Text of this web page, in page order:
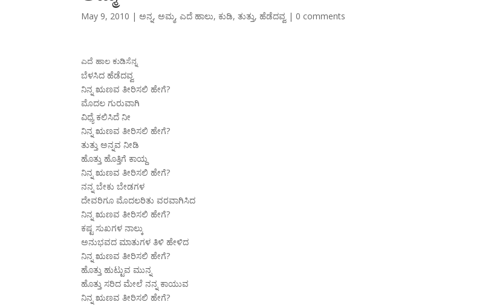
May 9, 2010 |ಅನ್ನ,ಅಮ್ಮ,ಎದೆ ಹಾಲು, ಕುಡಿ,ತುತ್ತು,ಹೆಡೆದವ್ವ | 0 comments
ಎದೆ ಹಾಲ ಕುಡಿಸೆನ್ನ
ಬೆಳಸಿದ ಹೆಡೆದವ್ವ
ನಿನ್ನ ಋಣವ ತೀರಿಸಲಿ ಹೇಗೆ?
ಮೊದಲ ಗುರುವಾಗಿ
ವಿಧ್ಯೆ ಕಲಿಸಿದೆ ನೀ
ನಿನ್ನ ಋಣವ ತೀರಿಸಲಿ ಹೇಗೆ?
ತುತ್ತು ಅನ್ನವ ನೀಡಿ
ಹೊತ್ತು ಹೊತ್ತಿಗೆ ಕಾಯ್ದ
ನಿನ್ನ ಋಣವ ತೀರಿಸಲಿ ಹೇಗೆ?
ನನ್ನ ಬೇಕು ಬೇಡಗಳ
ದೇವರಿಗೂ ಮೊದಲರಿತು ವರವಾಗಿಸಿದ
ನಿನ್ನ ಋಣವ ತೀರಿಸಲಿ ಹೇಗೆ?
ಕಷ್ಟ ಸುಖಗಳ ನಾಲ್ಕು
ಅನುಭವದ ಮಾತುಗಳ ತಿಳಿ ಹೇಳಿದ
ನಿನ್ನ ಋಣವ ತೀರಿಸಲಿ ಹೇಗೆ?
ಹೊತ್ತು ಹುಟ್ಟುವ ಮುನ್ನ
ಹೊತ್ತು ಸರಿದ ಮೇಲೆ ನನ್ನ ಕಾಯುವ
ನಿನ್ನ ಋಣವ ತೀರಿಸಲಿ ಹೇಗೆ?